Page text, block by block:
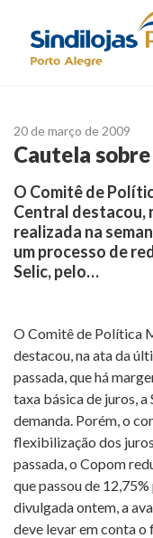
20 de março de 2009
Cautela
O Comitê de
Central destacou,
realizada na
um processo de
Selic, pelo…
O Comitê de Política
destacou, na ata da
passada, que há
taxa básica de juros,
demanda. Porém, o
flexibilização dos
passada, o Copom
que passou de
divulgada ontem, a
deve levar em conta